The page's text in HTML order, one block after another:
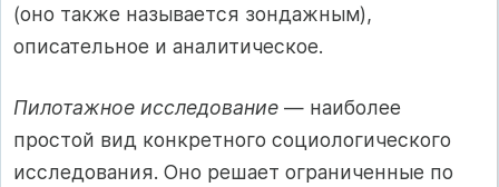
(оно также называется зондажным),
описательное и аналитическое.
Пилотажное исследование — наиболее
простой вид конкретного социологического
исследования. Оно решает ограниченные по